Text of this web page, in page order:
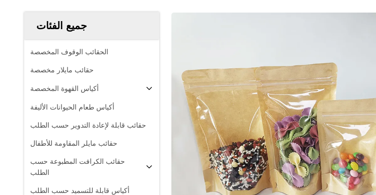
جميع الفئات
الحقائب الوقوف المخصصة
حقائب مايلار مخصصة
أكياس القهوة المخصصة
أكياس طعام الحيوانات الأليفة
حقائب قابلة لإعادة التدوير حسب الطلب
حقائب مايلر المقاومة للأطفال
حقائب الكرافت المطبوعة حسب
الطلب
أكياس قابلة للتسميد حسب الطلب